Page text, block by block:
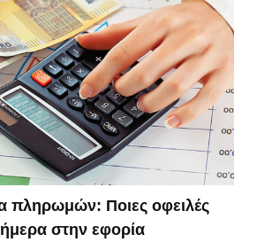
πληρωμών: Ποιες οφειλές
στην εφορία